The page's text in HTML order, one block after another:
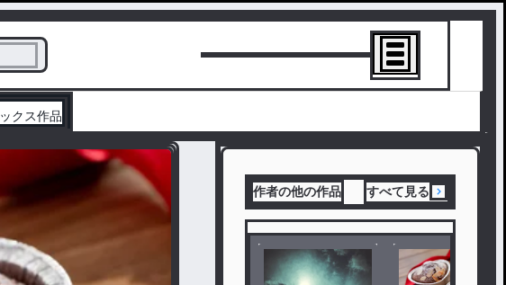
クス作品
作者の他の作品 すべて見る